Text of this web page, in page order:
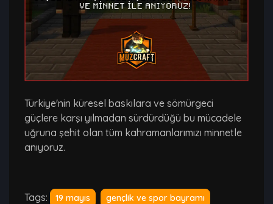
Türkiye'nin küresel baskılara ve sömürgeci
güçlere karşı yılmadan sürdürdüğü bu mücadele
uğruna şehit olan tüm kahramanlarımızı minnetle
anıyoruz.
Tags: 19 mayıs gençlik ve spor bayramı